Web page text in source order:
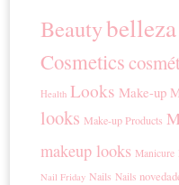
Beautybelleza
Cosmetics
Health Looks Make-up
looks Make-up Products
makeup looks Manicure
Nail Friday Nails Nails